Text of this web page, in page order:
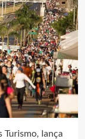
Turismo, lança